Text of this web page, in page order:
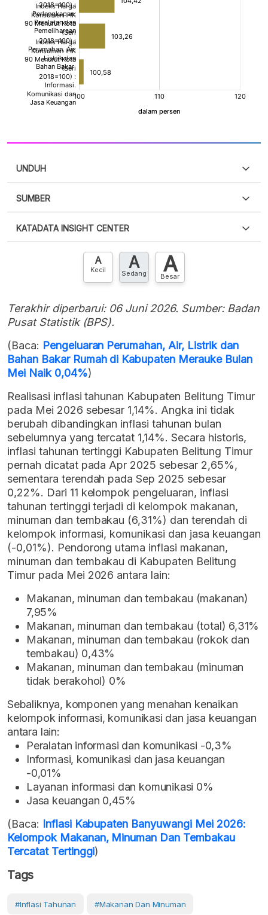
UNDUH
XLS
SUMBER
punya akun?Silakan Daftar sekarang
KATADATA INSIGHT CENTER
Hubungi sekarang »
A
Kecil A
Sedang A
Besar
Terakhir diperbarui: 06 Juni 2026. Sumber: Badan
Pusat Statistik (BPS).
(Baca: Pengeluaran Perumahan, Air, Listrik dan
Bahan Bakar Rumah di Kabupaten Merauke Bulan
Mei Naik 0,04%)
Realisasi inflasi tahunan Kabupaten Belitung Timur
pada Mei 2026 sebesar 1,14%. Angka ini tidak
berubah dibandingkan inflasi tahunan bulan
sebelumnya yang tercatat 1,14%. Secara historis,
inflasi tahunan tertinggi Kabupaten Belitung Timur
pernah dicatat pada Apr 2025 sebesar 2,65%,
sementara terendah pada Sep 2025 sebesar
0,22%. Dari 11 kelompok pengeluaran, inflasi
tahunan tertinggi terjadi di kelompok makanan,
minuman dan tembakau (6,31%) dan terendah di
kelompok informasi, komunikasi dan jasa keuangan
(-0,01%). Pendorong utama inflasi makanan,
minuman dan tembakau di Kabupaten Belitung
Timur pada Mei 2026 antara lain:
Makanan, minuman dan tembakau (makanan)
7,95%
Makanan, minuman dan tembakau (total) 6,31%
Makanan, minuman dan tembakau (rokok dan
tembakau) 0,43%
Makanan, minuman dan tembakau (minuman
tidak berakohol) 0%
Sebaliknya, komponen yang menahan kenaikan
kelompok informasi, komunikasi dan jasa keuangan
antara lain:
Peralatan informasi dan komunikasi -0,3%
Informasi, komunikasi dan jasa keuangan
-0,01%
Layanan informasi dan komunikasi 0%
Jasa keuangan 0,45%
(Baca: Inflasi Kabupaten Banyuwangi Mei 2026:
Kelompok Makanan, Minuman Dan Tembakau
Tercatat Tertinggi)
Tags
#inflasi Tahunan #makanan Dan Minuman